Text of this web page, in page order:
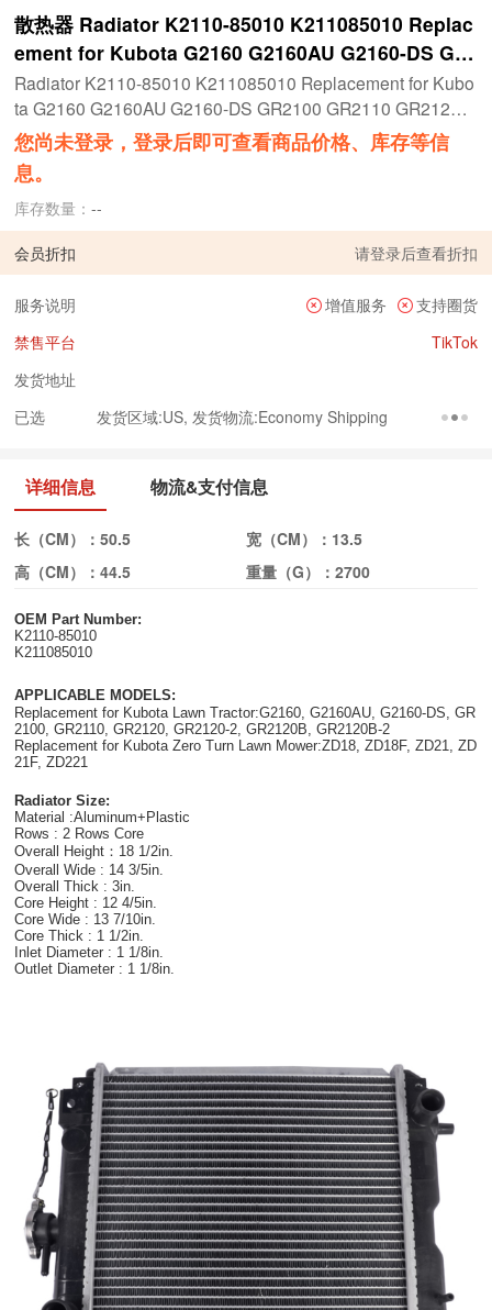
散热器 Radiator K2110-85010 K211085010 Replac
ement for Kubota G2160 G2160AU G2160-DS GR
2100 GR2110 GR2120 GR2120-2 GR2120B GR212
0B-2 ZD18 ZD18F ZD21 ZD21F ZD221
Radiator K2110-85010 K211085010 Replacement for Kubo
ta G2160 G2160AU G2160-DS GR2100 GR2110 GR2120
GR2120-2 GR2120B GR2120B-2 ZD18 ZD18F ZD21 ZD21
F ZD221
您尚未登录，登录后即可查看商品价格、库存等信
息。
库存数量：--
会员折扣 请登录后查看折扣
服务说明 增值服务
支持圈货
禁售平台
TikTok
发货地址
已选
发货区域:US, 发货物流:Economy Shipping
详细信息 物流&支付信息
长（CM）：50.5 宽（CM）： 13.5
高（CM）：44.5 重量（G）： 2700
OEM Part Number:
K2110-85010
K211085010
APPLICABLE MODELS:
Replacement for Kubota Lawn Tractor:G2160, G2160AU, G2160-DS, GR
2100, GR2110, GR2120, GR2120-2, GR2120B, GR2120B-2
Replacement for Kubota Zero Turn Lawn Mower:ZD18, ZD18F, ZD21, ZD
21F, ZD221
Radiator Size:
Material :Aluminum+Plastic
Rows : 2 Rows Core
Overall Height：18 1/2in.
Overall Wide : 14 3/5in.
Overall Thick : 3in.
Core Height : 12 4/5in.
Core Wide : 13 7/10in.
Core Thick : 1 1/2in.
Inlet Diameter : 1 1/8in.
Outlet Diameter : 1 1/8in.